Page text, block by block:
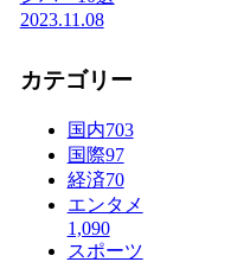
2023.11.08
カテゴリー
国内703
国際97
経済70
エンタメ
1,090
スポーツ